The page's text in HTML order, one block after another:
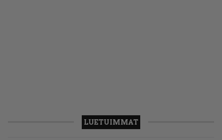
LUETUIMMAT